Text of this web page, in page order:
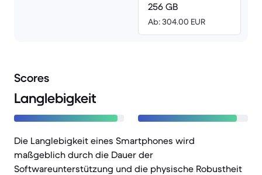
256 GB
Ab: 304.00 EUR
Scores
Langlebigkeit
Die Langlebigkeit eines Smartphones wird
maßgeblich durch die Dauer der
Softwareunterstützung und die physische Robustheit